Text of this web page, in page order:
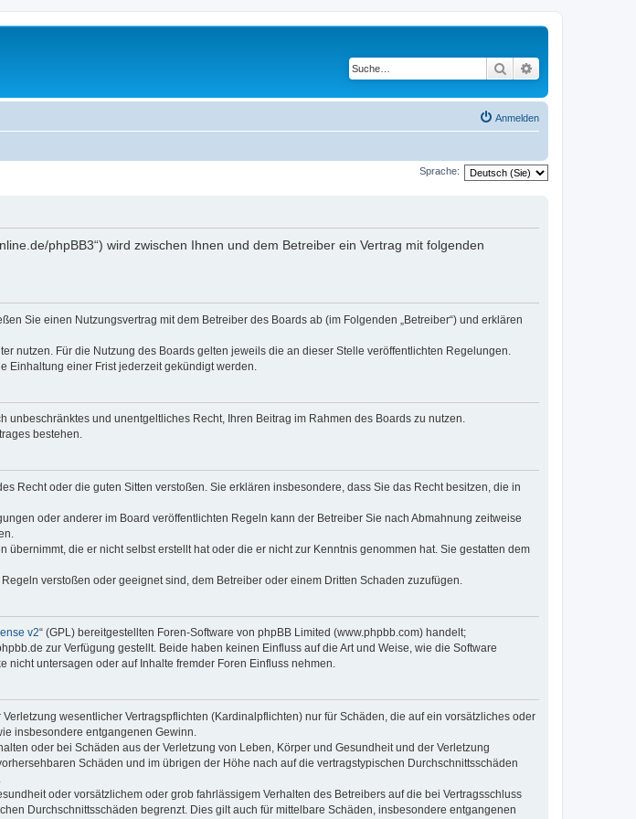
Suche
Anmelden
Sprache:
phpBB3“) wird zwischen Ihnen und dem Betreiber ein Vertrag mit folgenden
Sie einen Nutzungsvertrag mit dem Betreiber des Boards ab (im Folgenden „Betreiber“) und erklären
nutzen. Für die Nutzung des Boards gelten jeweils die an dieser Stelle veröffentlichten Regelungen.
Einhaltung einer Frist jederzeit gekündigt werden.
und unentgeltliches Recht, Ihren Beitrag im Rahmen des Boards zu nutzen.
bestehen.
Recht oder die guten Sitten verstoßen. Sie erklären insbesondere, dass Sie das Recht besitzen, die in
oder anderer im Board veröffentlichten Regeln kann der Betreiber Sie nach Abmahnung zeitweise
die er nicht selbst erstellt hat oder die er nicht zur Kenntnis genommen hat. Sie gestatten dem
verstoßen oder geeignet sind, dem Betreiber oder einem Dritten Schaden zuzufügen.
v2“ (GPL) bereitgestellten Foren-Software von phpBB Limited (www.phpbb.com) handelt;
zur Verfügung gestellt. Beide haben keinen Einfluss auf die Art und Weise, wie die Software
nicht untersagen oder auf Inhalte fremder Foren Einfluss nehmen.
wesentlicher Vertragspflichten (Kardinalpflichten) nur für Schäden, die auf ein vorsätzliches oder
insbesondere entgangenen Gewinn.
oder bei Schäden aus der Verletzung von Leben, Körper und Gesundheit und der Verletzung
Schäden und im übrigen der Höhe nach auf die vertragstypischen Durchschnittsschäden
oder vorsätzlichem oder grob fahrlässigem Verhalten des Betreibers auf die bei Vertragsschluss
Durchschnittsschäden begrenzt. Dies gilt auch für mittelbare Schäden, insbesondere entgangenen